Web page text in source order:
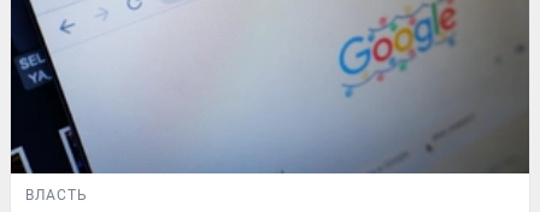
ВЛАСТЬ